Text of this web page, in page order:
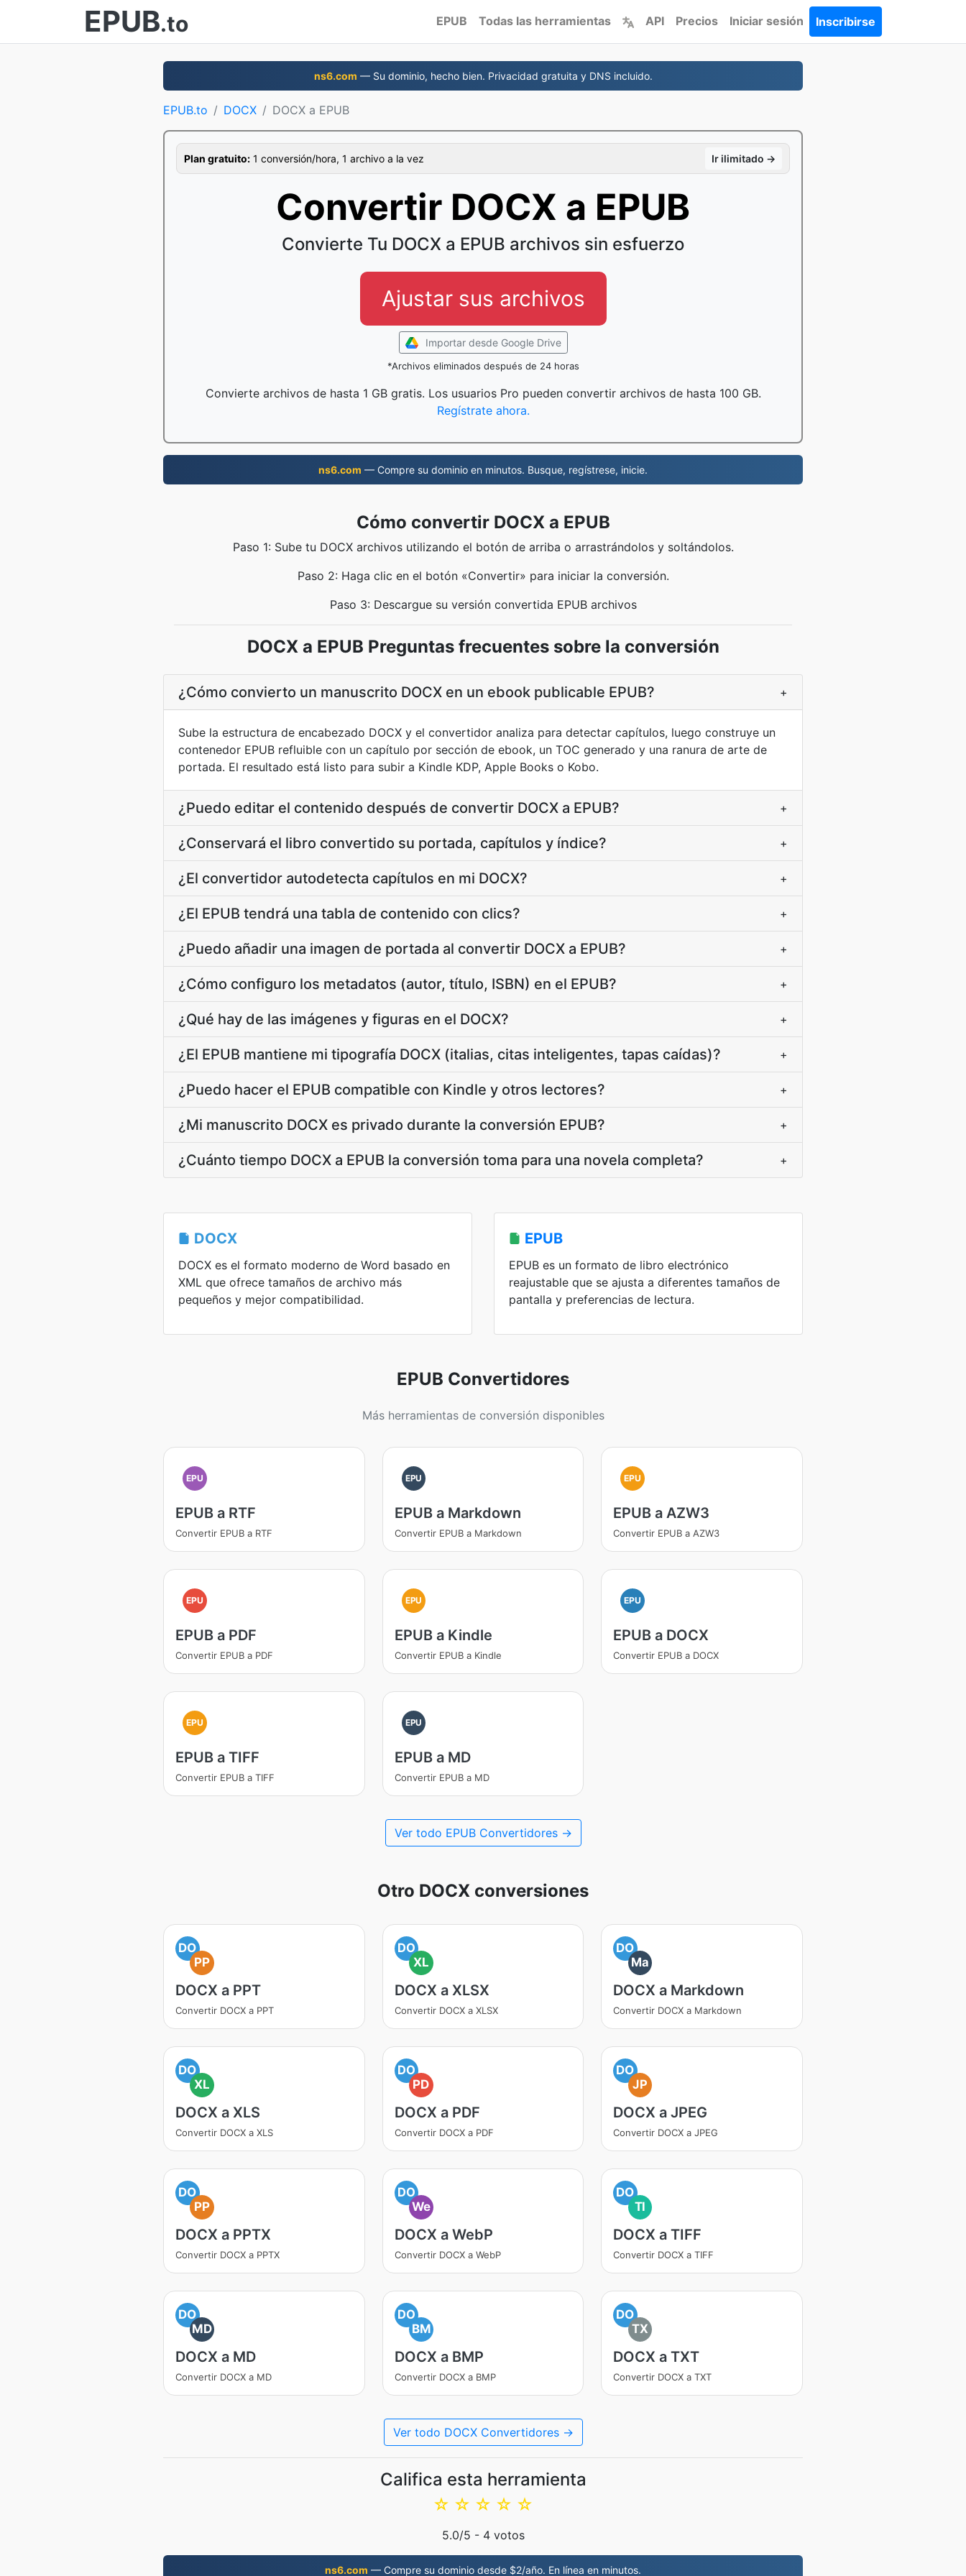
EPUB.to EPUB Todas las herramientas API Precios Iniciar sesión Inscribirse
ns6.com — Su dominio, hecho bien. Privacidad gratuita y DNS incluido.
EPUB.to DOCX DOCX a EPUB
Plan gratuito: 1 conversión/hora, 1 archivo a la vez Ir ilimitado →
Convertir DOCX a EPUB
Convierte Tu DOCX a EPUB archivos sin esfuerzo
Ajustar sus archivos
Importar desde Google Drive
*Archivos eliminados después de 24 horas
Convierte archivos de hasta 1 GB gratis. Los usuarios Pro pueden convertir archivos de hasta 100 GB.
Regístrate ahora.
ns6.com — Compre su dominio en minutos. Busque, regístrese, inicie.
Cómo convertir DOCX a EPUB
Paso 1: Sube tu DOCX archivos utilizando el botón de arriba o arrastrándolos y soltándolos.
Paso 2: Haga clic en el botón «Convertir» para iniciar la conversión.
Paso 3: Descargue su versión convertida EPUB archivos
DOCX a EPUB Preguntas frecuentes sobre la conversión
¿Cómo convierto un manuscrito DOCX en un ebook publicable EPUB? +
Sube la estructura de encabezado DOCX y el convertidor analiza para detectar capítulos, luego construye un
contenedor EPUB refluible con un capítulo por sección de ebook, un TOC generado y una ranura de arte de
portada. El resultado está listo para subir a Kindle KDP, Apple Books o Kobo.
¿Puedo editar el contenido después de convertir DOCX a EPUB? +
¿Conservará el libro convertido su portada, capítulos y índice? +
¿El convertidor autodetecta capítulos en mi DOCX? +
¿El EPUB tendrá una tabla de contenido con clics? +
¿Puedo añadir una imagen de portada al convertir DOCX a EPUB? +
¿Cómo configuro los metadatos (autor, título, ISBN) en el EPUB? +
¿Qué hay de las imágenes y figuras en el DOCX? +
¿El EPUB mantiene mi tipografía DOCX (italias, citas inteligentes, tapas caídas)? +
¿Puedo hacer el EPUB compatible con Kindle y otros lectores? +
¿Mi manuscrito DOCX es privado durante la conversión EPUB? +
¿Cuánto tiempo DOCX a EPUB la conversión toma para una novela completa? +
DOCX
DOCX es el formato moderno de Word basado en
XML que ofrece tamaños de archivo más
pequeños y mejor compatibilidad.
EPUB
EPUB es un formato de libro electrónico
reajustable que se ajusta a diferentes tamaños de
pantalla y preferencias de lectura.
EPUB Convertidores
Más herramientas de conversión disponibles
EPU
EPUB a RTF
Convertir EPUB a RTF
EPU
EPUB a Markdown
Convertir EPUB a Markdown
EPU
EPUB a AZW3
Convertir EPUB a AZW3
EPU
EPUB a PDF
Convertir EPUB a PDF
EPU
EPUB a Kindle
Convertir EPUB a Kindle
EPU
EPUB a DOCX
Convertir EPUB a DOCX
EPU
EPUB a TIFF
Convertir EPUB a TIFF
EPU
EPUB a MD
Convertir EPUB a MD
Ver todo EPUB Convertidores →
Otro DOCX conversiones
DO
PP
DOCX a PPT
Convertir DOCX a PPT
DO
XL
DOCX a XLSX
Convertir DOCX a XLSX
DO
Ma
DOCX a Markdown
Convertir DOCX a Markdown
DO
XL
DOCX a XLS
Convertir DOCX a XLS
DO
PD
DOCX a PDF
Convertir DOCX a PDF
DO
JP
DOCX a JPEG
Convertir DOCX a JPEG
DO
PP
DOCX a PPTX
Convertir DOCX a PPTX
DO
We
DOCX a WebP
Convertir DOCX a WebP
DO
TI
DOCX a TIFF
Convertir DOCX a TIFF
DO
MD
DOCX a MD
Convertir DOCX a MD
DO
BM
DOCX a BMP
Convertir DOCX a BMP
DO
TX
DOCX a TXT
Convertir DOCX a TXT
Ver todo DOCX Convertidores →
Califica esta herramienta
☆
☆
☆
☆
☆
5.0/5 - 4votos
ns6.com — Compre su dominio desde $2/año. En línea en minutos.